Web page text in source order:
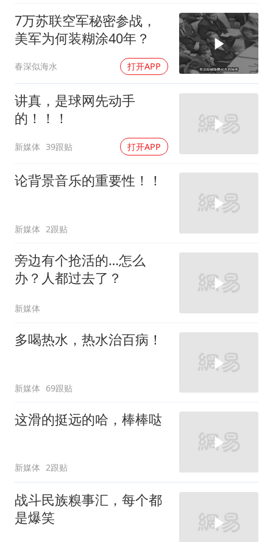
7万苏联空军秘密参战，
美军为何装糊涂40年？
春深似海水 打开APP
讲真，是球网先动手
的！！！
新媒体 39跟贴 打开APP
论背景音乐的重要性！！
新媒体 2跟贴
旁边有个抢活的…怎么
办？人都过去了？
新媒体
多喝热水，热水治百病！
新媒体 69跟贴
这滑的挺远的哈，棒棒哒
新媒体 2跟贴
战斗民族糗事汇，每个都
是爆笑